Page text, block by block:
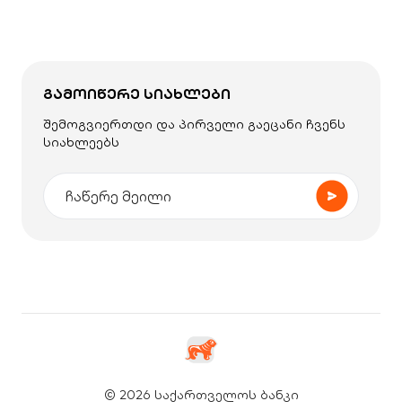
ᲒᲐᲛᲝᲘᲬᲔᲠᲔ ᲡᲘᲐᲮᲚᲔᲑᲘ
შემოგვიერთდი და პირველი გაეცანი ჩვენს
სიახლეებს
© 2026 საქართველოს ბანკი